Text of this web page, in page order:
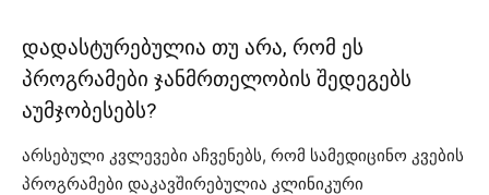
დადასტურებულია თუ არა, რომ ეს
პროგრამები ჯანმრთელობის შედეგებს
აუმჯობესებს?
არსებული კვლევები აჩვენებს, რომ სამედიცინო კვების
პროგრამები დაკავშირებულია კლინიკური